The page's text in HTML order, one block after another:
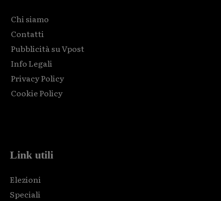
Chi siamo
Contatti
Pubblicità su Vpost
Info Legali
Privacy Policy
Cookie Policy
Link utili
Elezioni
Speciali